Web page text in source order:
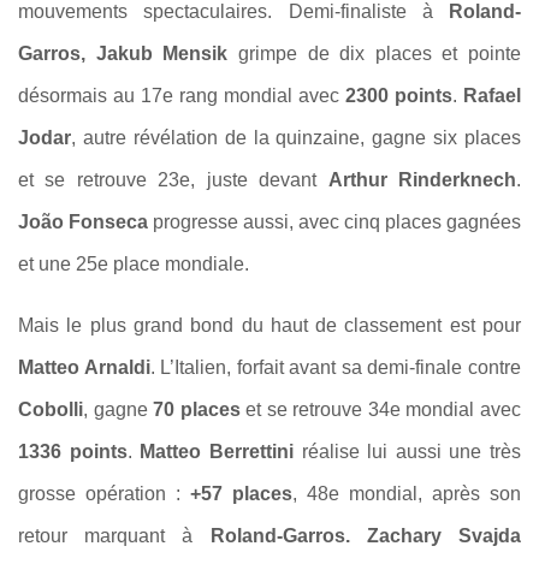
mouvements spectaculaires. Demi-finaliste à Roland-
Garros, Jakub Mensik grimpe de dix places et pointe
désormais au 17e rang mondial avec 2300 points. Rafael
Jodar, autre révélation de la quinzaine, gagne six places
et se retrouve 23e, juste devant Arthur Rinderknech.
João Fonseca progresse aussi, avec cinq places gagnées
et une 25e place mondiale.
Mais le plus grand bond du haut de classement est pour
Matteo Arnaldi. L’Italien, forfait avant sa demi-finale contre
Cobolli, gagne70 placeset se retrouve 34e mondial avec
1336 points. Matteo Berrettiniréalise lui aussi une très
grosse opération : +57 places, 48e mondial, après son
retour marquant à Roland-Garros. Zachary Svajda